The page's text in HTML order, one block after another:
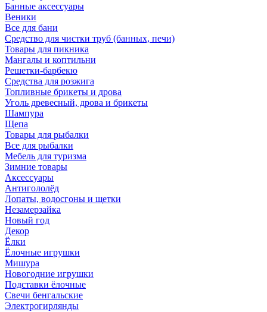
Банные аксессуары
Веники
Все для бани
Средство для чистки труб (банных, печи)
Товары для пикника
Мангалы и коптильни
Решетки-барбекю
Средства для розжига
Топливные брикеты и дрова
Уголь древесный, дрова и брикеты
Шампура
Щепа
Товары для рыбалки
Все для рыбалки
Мебель для туризма
Зимние товары
Аксессуары
Антигололёд
Лопаты, водосгоны и щетки
Незамерзайка
Новый год
Декор
Ёлки
Ёлочные игрушки
Мишура
Новогодние игрушки
Подставки ёлочные
Свечи бенгальские
Электрогирлянды